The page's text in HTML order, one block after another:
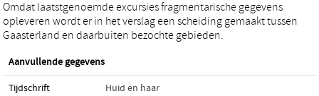
Omdat laatstgenoemde excursies fragmentarische gegevens
opleveren wordt er in het verslag een scheiding gemaakt tussen
Gaasterland en daarbuiten bezochte gebieden.
Aanvullende gegevens
Tijdschrift Huid en haar